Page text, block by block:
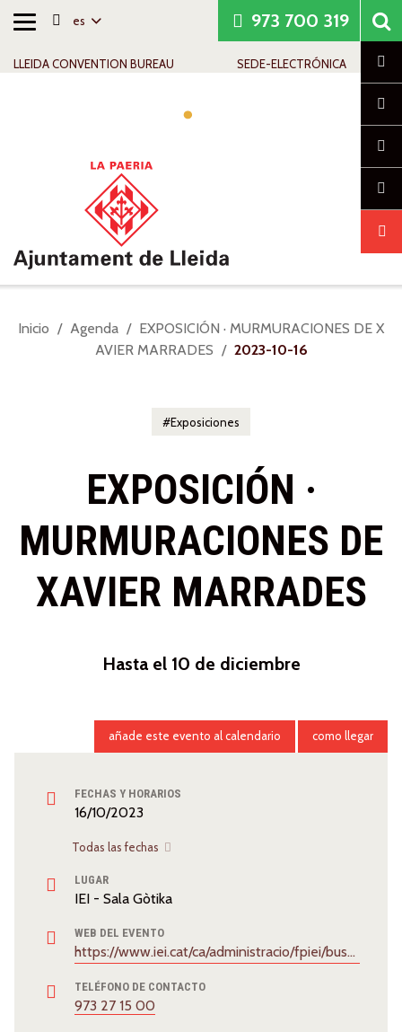
Alternar
es
LLEIDA CONVENTION BUREAU SEDE-ELECTRÓNICA
973 700 319
Usted
Inicio Agenda
EXPOSICIÓN · MURMURACIONES DE X
AVIER MARRADES
2023-10-16
Exposiciones
EXPOSICIÓN ·
MURMURACIONES DE
XAVIER MARRADES
Hasta el 10 de diciembre
FECHAS Y HORARIOS
16/10/2023
Todas las fechas
LUGAR
IEI - Sala Gòtika
WEB DEL EVENTO
https://www.iei.cat/ca/administracio/fpiei/buscador/110789/murmuracions-de-xavier-marrades/3278.html
TELÉFONO DE CONTACTO
973 27 15 00
añade este evento al calendario como llegar